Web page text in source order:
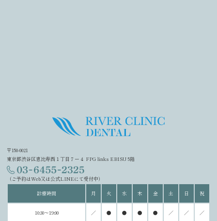
〒150-0021
東京都渋谷区恵比寿西１丁目７ー４ FPG links EBISU 5階
（ご予約はWeb又は公式LINEにて受付中）
診療時間
月 火 水 木 金 土 日 祝
10:30～19:00 ／ ● ● ● ● ／ ／ ／